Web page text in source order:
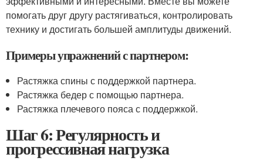
помогать друг другу растягиваться, контролировать
технику и достигать большей амплитуды движений.
Примеры упражнений с партнером:
Растяжка спины с поддержкой партнера.
Растяжка бедер с помощью партнера.
Растяжка плечевого пояса с поддержкой.
Шаг 6: Регулярность и
прогрессивная нагрузка